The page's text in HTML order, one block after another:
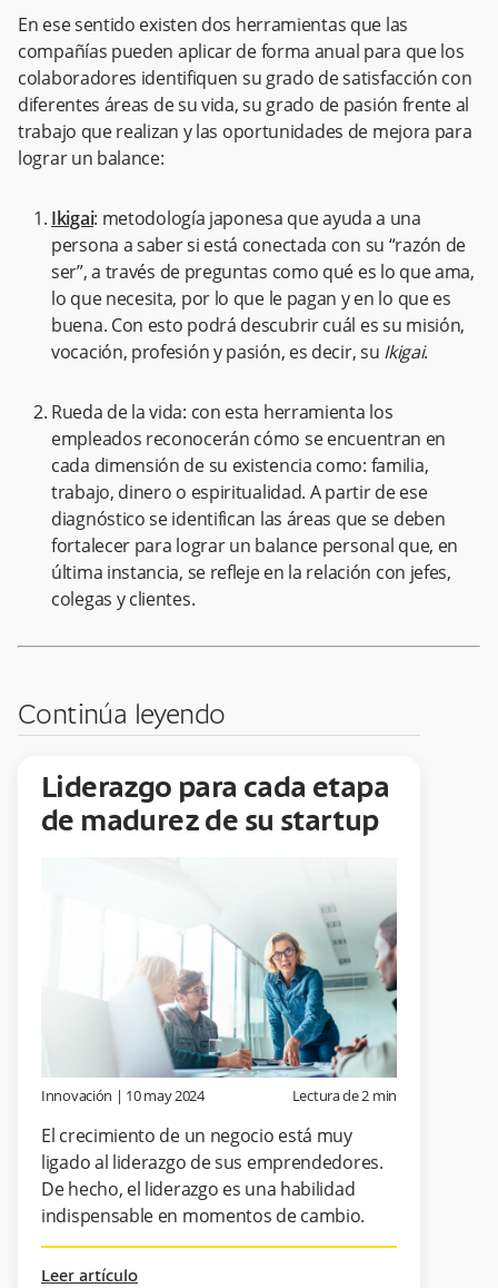
En ese sentido existen dos herramientas que las
compañías pueden aplicar de forma anual para que los
colaboradores identifiquen su grado de satisfacción con
diferentes áreas de su vida, su grado de pasión frente al
trabajo que realizan y las oportunidades de mejora para
lograr un balance:
Ikigai: metodología japonesa que ayuda a una
persona a saber si está conectada con su “razón de
ser”, a través de preguntas como qué es lo que ama,
lo que necesita, por lo que le pagan y en lo que es
buena. Con esto podrá descubrir cuál es su misión,
vocación, profesión y pasión, es decir, su Ikigai.
Rueda de la vida: con esta herramienta los
empleados reconocerán cómo se encuentran en
cada dimensión de su existencia como: familia,
trabajo, dinero o espiritualidad. A partir de ese
diagnóstico se identifican las áreas que se deben
fortalecer para lograr un balance personal que, en
última instancia, se refleje en la relación con jefes,
colegas y clientes.
Continúa leyendo
Liderazgo para cada etapa
de madurez de su startup
Innovación | 10 may 2024 Lectura de2 min
El crecimiento de un negocio está muy
ligado al liderazgo de sus emprendedores.
De hecho, el liderazgo es una habilidad
indispensable en momentos de cambio.
Leer artículo